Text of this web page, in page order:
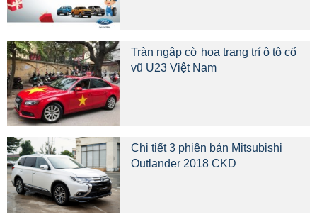
Tràn ngập cờ hoa trang trí ô tô cổ
vũ U23 Việt Nam
Chi tiết 3 phiên bản Mitsubishi
Outlander 2018 CKD